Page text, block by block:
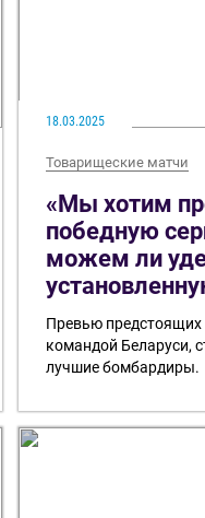
18.03.2025
Товарищеские матчи
«Мы хотим
победную
можем ли
Превью предстоящих
командой Беларуси,
лучшие бомбардиры.